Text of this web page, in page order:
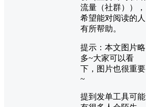
流量（社群）），
希望能对阅读的人
有所帮助。
提示：本文图片略
多~大家可以看
下，图片也很重要
~
提到发单工具可能